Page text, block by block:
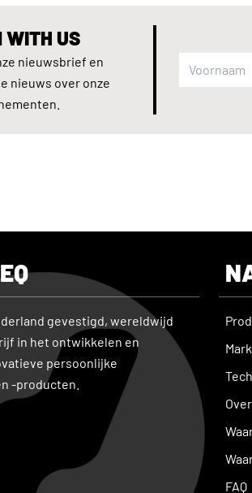
WITH US
nieuwsbrief en
nieuws over onze
gevestigd, wereldwijd
in het ontwikkelen en
persoonlijke
-producten.
FAQ